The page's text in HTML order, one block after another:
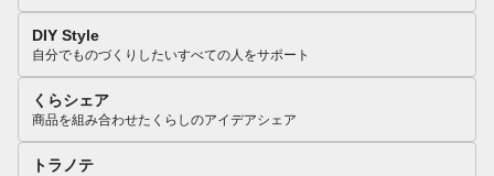
DIY Style
自分でものづくりしたいすべての人をサポート
くらシェア
商品を組み合わせたくらしのアイデアシェア
トラノテ